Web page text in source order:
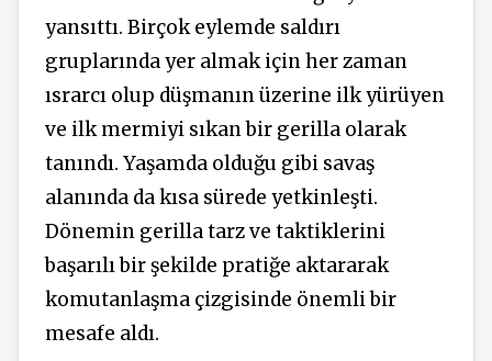
yansıttı. Birçok eylemde saldırı
gruplarında yer almak için her zaman
ısrarcı olup düşmanın üzerine ilk yürüyen
ve ilk mermiyi sıkan bir gerilla olarak
tanındı. Yaşamda olduğu gibi savaş
alanında da kısa sürede yetkinleşti.
Dönemin gerilla tarz ve taktiklerini
başarılı bir şekilde pratiğe aktararak
komutanlaşma çizgisinde önemli bir
mesafe aldı.